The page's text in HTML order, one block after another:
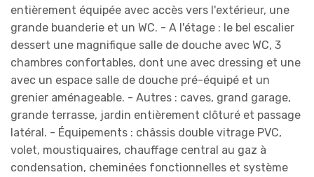
entièrement équipée avec accès vers l'extérieur, une
grande buanderie et un WC. - A l'étage : le bel escalier
dessert une magnifique salle de douche avec WC, 3
chambres confortables, dont une avec dressing et une
avec un espace salle de douche pré-équipé et un
grenier aménageable. - Autres : caves, grand garage,
grande terrasse, jardin entièrement clôturé et passage
latéral. - Équipements : châssis double vitrage PVC,
volet, moustiquaires, chauffage central au gaz à
condensation, cheminées fonctionnelles et système